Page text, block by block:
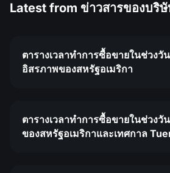
Latest from ข่าวสารของบริ
ตารางเวลาทำการซื้อขายในช่วงวั
อิสรภาพของสหรัฐอเมริกา
ตารางเวลาทำการซื้อขายในช่วง
ของสหรัฐอเมริกาและเทศกาล